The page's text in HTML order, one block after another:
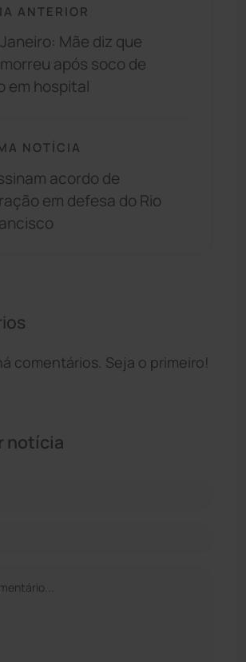
ANTERIOR
Mãe diz que
após soco de
em hospital
NOTÍCIA
acordo de
em defesa do Rio
comentários. Seja o primeiro!
notícia